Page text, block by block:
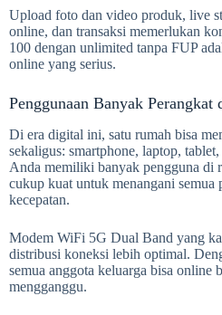
Upload foto dan video produk, live
online, dan transaksi memerlukan
100 dengan unlimited tanpa FUP
online yang serius.
Penggunaan Banyak Perangkat
Di era digital ini, satu rumah bisa
sekaligus: smartphone, laptop,
Anda memiliki banyak pengguna di
cukup kuat untuk menangani semua
kecepatan.
Modem WiFi 5G Dual Band yang
distribusi koneksi lebih optimal.
semua anggota keluarga bisa online
mengganggu.